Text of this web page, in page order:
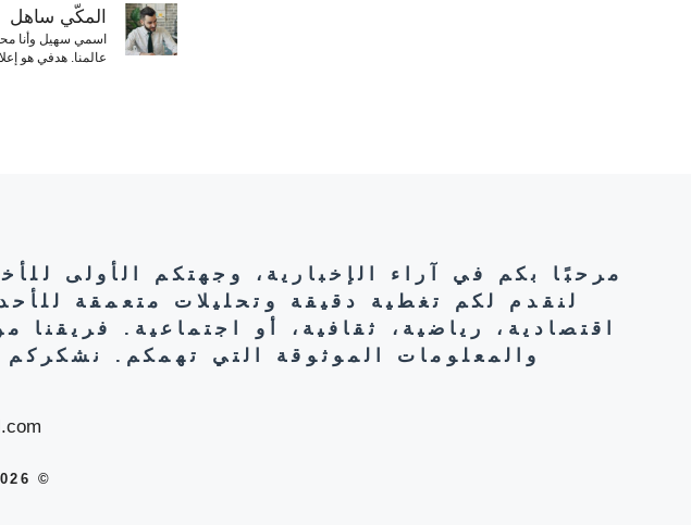
المكّي ساهل
اسمي سهيل وأنا
عالمنا. هدفي هو
مرحبًا بكم في آراء الإخبارية، وجهتكم الأولى
لنقدم لكم تغطية دقيقة وتحليلات متعمقة
اقتصادية، رياضية، ثقافية، أو اجتماعية.
والمعلومات الموثوقة التي تهمكم.
© 2026 آراء الإخبارية